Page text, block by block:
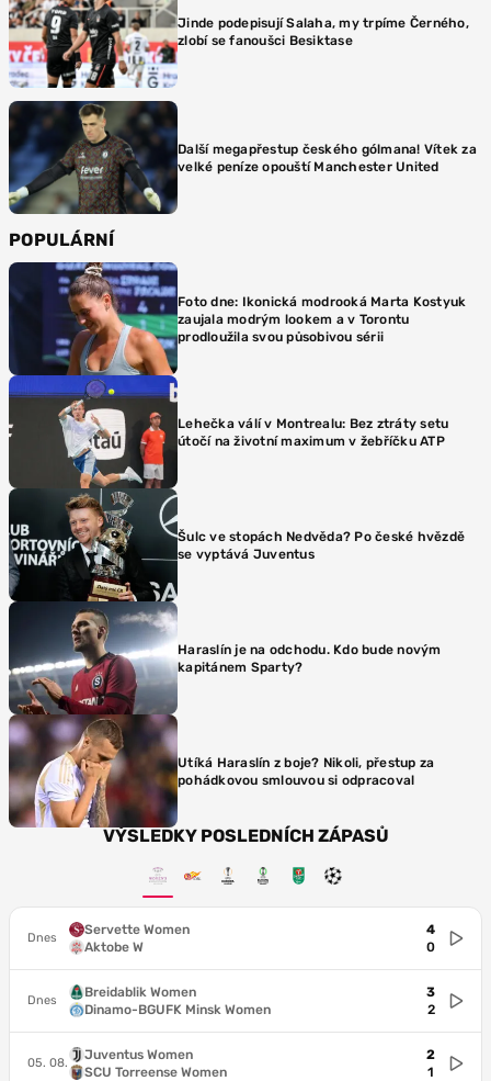
Jinde podepisují Salaha, my trpíme Černého,
zlobí se fanoušci Besiktase
Další megapřestup českého gólmana! Vítek za
velké peníze opouští Manchester United
POPULÁRNÍ
Foto dne: Ikonická modrooká Marta Kostyuk
zaujala modrým lookem a v Torontu
prodloužila svou působivou sérii
Lehečka válí v Montrealu: Bez ztráty setu
útočí na životní maximum v žebříčku ATP
Šulc ve stopách Nedvěda? Po české hvězdě
se vyptává Juventus
Haraslín je na odchodu. Kdo bude novým
kapitánem Sparty?
Utíká Haraslín z boje? Nikoli, přestup za
pohádkovou smlouvou si odpracoval
VÝSLEDKY POSLEDNÍCH ZÁPASŮ
Dnes
Servette Women
Aktobe W
4
0
Dnes
Breidablik Women
Dinamo-BGUFK Minsk Women
3
2
05. 08.
Juventus Women
SCU Torreense Women
2
1